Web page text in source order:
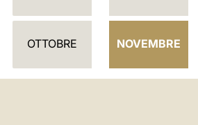
R
OTTOBRE NOVEMBRE